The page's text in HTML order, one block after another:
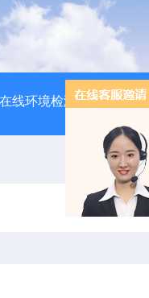
在线环境检测VOC色谱仪